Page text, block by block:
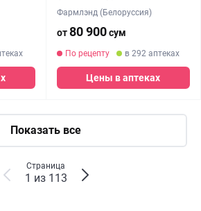
Фармлэнд (Белоруссия)
от80 900сум
По рецепту в 292 аптеках
Цены в аптеках
Показать все
Страница
1 из 113